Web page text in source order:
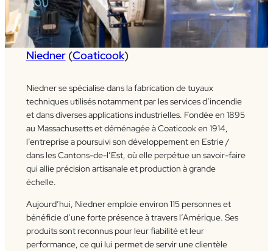
Niedner(Coaticook)
Niedner se spécialise dans la fabrication de tuyaux
techniques utilisés notamment par les services d’incendie
et dans diverses applications industrielles. Fondée en 1895
au Massachusetts et déménagée à Coaticook en 1914,
l’entreprise a poursuivi son développement en Estrie /
dans les Cantons-de-l’Est, où elle perpétue un savoir-faire
qui allie précision artisanale et production à grande
échelle.
Aujourd’hui, Niedner emploie environ 115 personnes et
bénéficie d’une forte présence à travers l’Amérique. Ses
produits sont reconnus pour leur fiabilité et leur
performance, ce qui lui permet de servir une clientèle